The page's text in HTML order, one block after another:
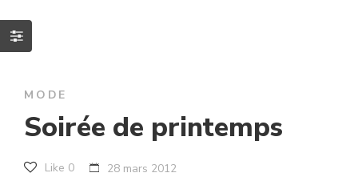
MODE
Soirée de printemps
Like 0 28 mars 2012